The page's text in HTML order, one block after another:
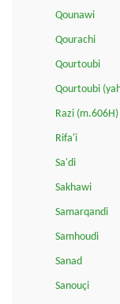
Qounawi
Qourachi
Qourtoubi
Qourtoubi
Razi (m.606H)
Rifa'i
Sa'di
Sakhawi
Samarqandi
Samhoudi
Sanad
Sanouçi